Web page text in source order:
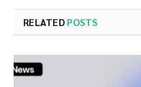
RELATED POSTS